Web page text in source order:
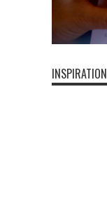
INSPIRATION